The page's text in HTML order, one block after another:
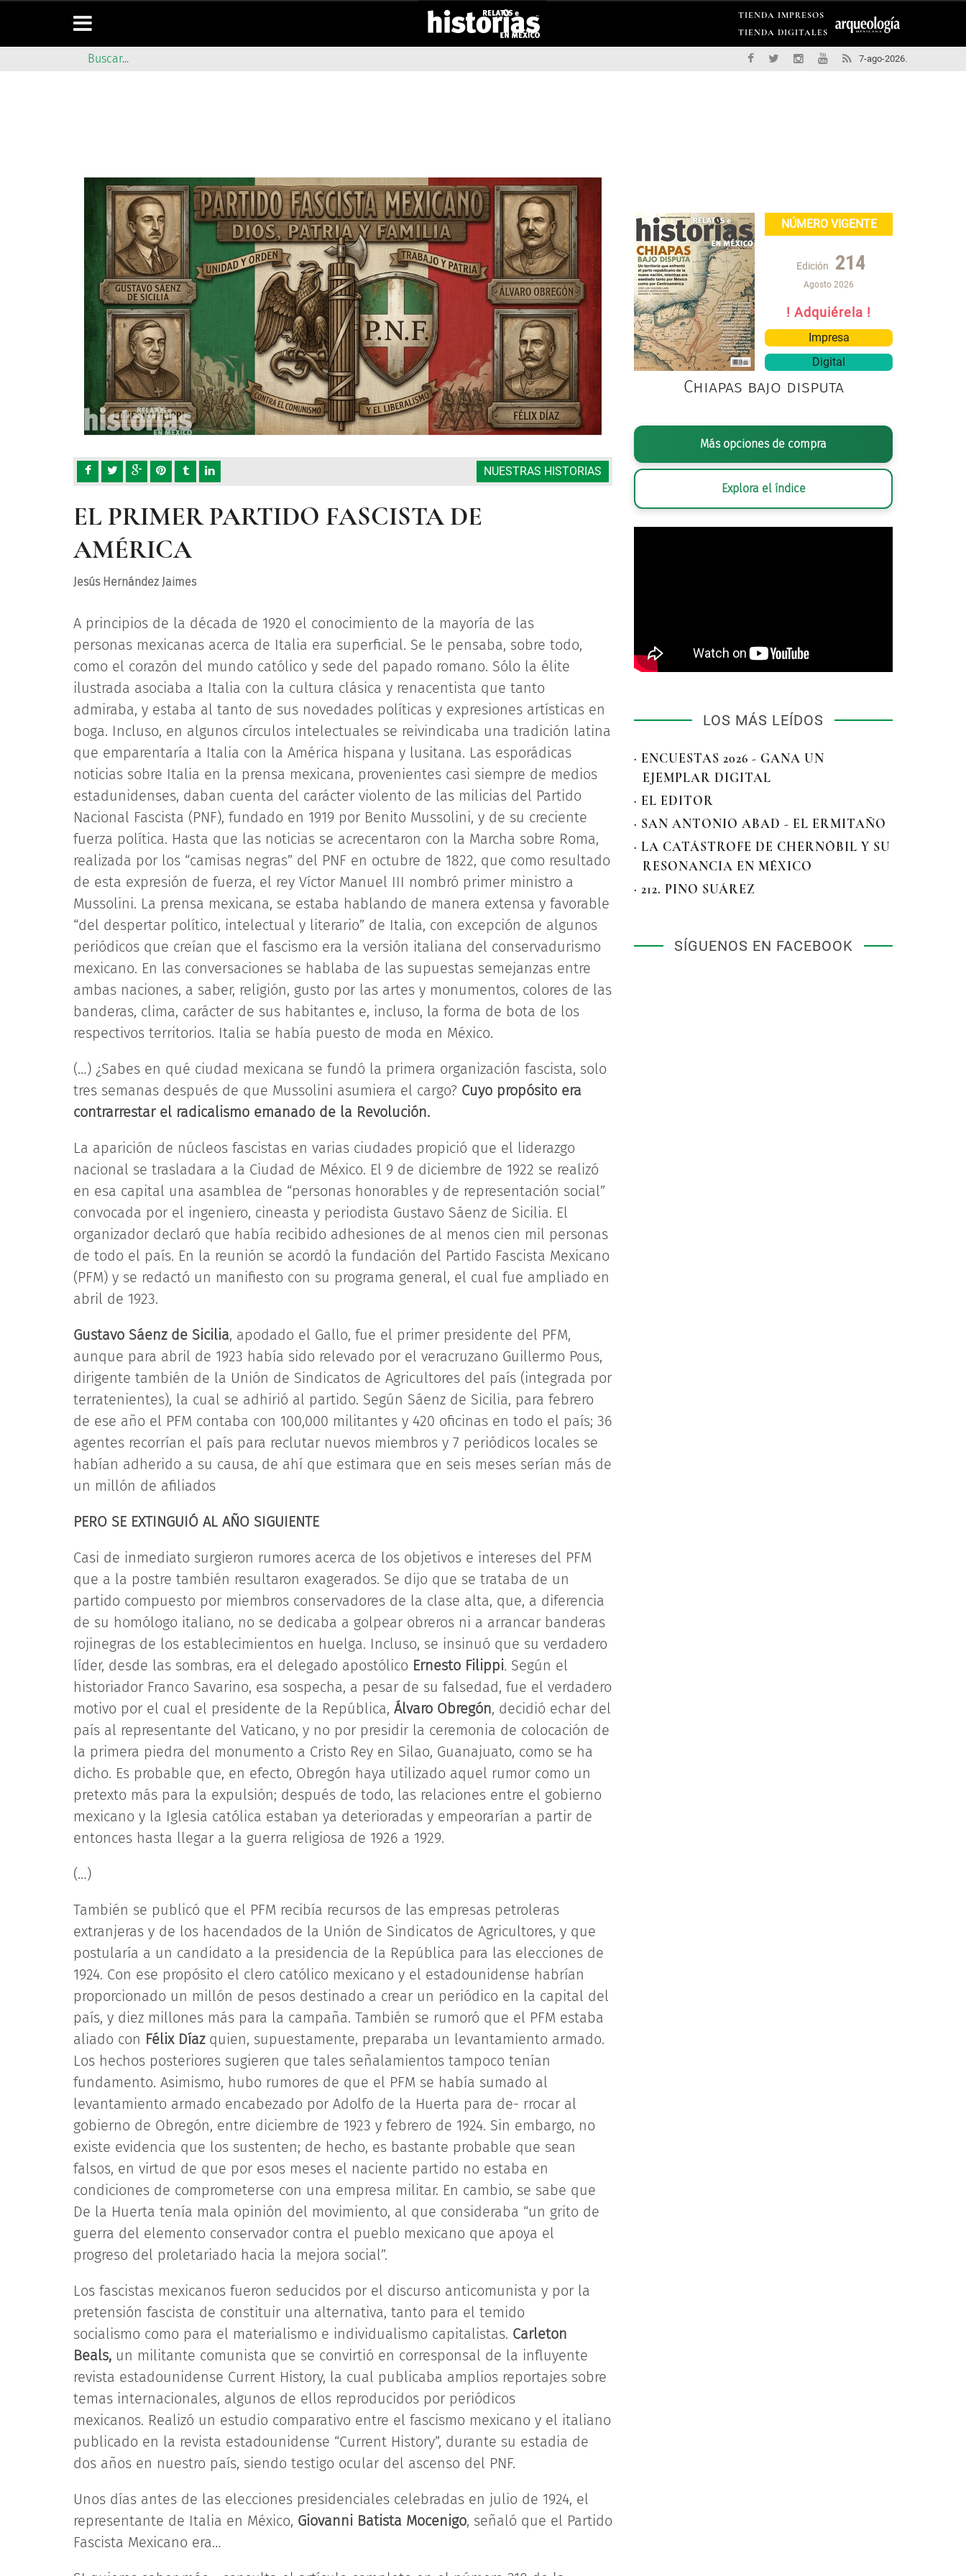
TIENDA IMPRESOS
TIENDA DIGITALES
7-ago-2026.
NUESTRAS HISTORIAS
EL PRIMER PARTIDO FASCISTA DE
AMÉRICA
Jesús Hernández Jaimes
A principios de la década de 1920 el conocimiento de la mayoría de las
personas mexicanas acerca de Italia era superficial. Se le pensaba, sobre todo,
como el corazón del mundo católico y sede del papado romano. Sólo la élite
ilustrada asociaba a Italia con la cultura clásica y renacentista que tanto
admiraba, y estaba al tanto de sus novedades políticas y expresiones artísticas en
boga. Incluso, en algunos círculos intelectuales se reivindicaba una tradición latina
que emparentaría a Italia con la América hispana y lusitana. Las esporádicas
noticias sobre Italia en la prensa mexicana, provenientes casi siempre de medios
estadunidenses, daban cuenta del carácter violento de las milicias del Partido
Nacional Fascista (PNF), fundado en 1919 por Benito Mussolini, y de su creciente
fuerza política. Hasta que las noticias se acrecentaron con la Marcha sobre Roma,
realizada por los “camisas negras” del PNF en octubre de 1822, que como resultado
de esta expresión de fuerza, el rey Víctor Manuel III nombró primer ministro a
Mussolini. La prensa mexicana, se estaba hablando de manera extensa y favorable
“del despertar político, intelectual y literario” de Italia, con excepción de algunos
periódicos que creían que el fascismo era la versión italiana del conservadurismo
mexicano. En las conversaciones se hablaba de las supuestas semejanzas entre
ambas naciones, a saber, religión, gusto por las artes y monumentos, colores de las
banderas, clima, carácter de sus habitantes e, incluso, la forma de bota de los
respectivos territorios. Italia se había puesto de moda en México.
(…) ¿Sabes en qué ciudad mexicana se fundó la primera organización fascista, solo
tres semanas después de que Mussolini asumiera el cargo? Cuyo propósito era
contrarrestar el radicalismo emanado de la Revolución.
La aparición de núcleos fascistas en varias ciudades propició que el liderazgo
nacional se trasladara a la Ciudad de México. El 9 de diciembre de 1922 se realizó
en esa capital una asamblea de “personas honorables y de representación social”
convocada por el ingeniero, cineasta y periodista Gustavo Sáenz de Sicilia. El
organizador declaró que había recibido adhesiones de al menos cien mil personas
de todo el país. En la reunión se acordó la fundación del Partido Fascista Mexicano
(PFM) y se redactó un manifiesto con su programa general, el cual fue ampliado en
abril de 1923.
Gustavo Sáenz de Sicilia, apodado el Gallo, fue el primer presidente del PFM,
aunque para abril de 1923 había sido relevado por el veracruzano Guillermo Pous,
dirigente también de la Unión de Sindicatos de Agricultores del país (integrada por
terratenientes), la cual se adhirió al partido. Según Sáenz de Sicilia, para febrero
de ese año el PFM contaba con 100,000 militantes y 420 oficinas en todo el país; 36
agentes recorrían el país para reclutar nuevos miembros y 7 periódicos locales se
habían adherido a su causa, de ahí que estimara que en seis meses serían más de
un millón de afiliados
PERO SE EXTINGUIÓ AL AÑO SIGUIENTE
Casi de inmediato surgieron rumores acerca de los objetivos e intereses del PFM
que a la postre también resultaron exagerados. Se dijo que se trataba de un
partido compuesto por miembros conservadores de la clase alta, que, a diferencia
de su homólogo italiano, no se dedicaba a golpear obreros ni a arrancar banderas
rojinegras de los establecimientos en huelga. Incluso, se insinuó que su verdadero
líder, desde las sombras, era el delegado apostólico Ernesto Filippi. Según el
historiador Franco Savarino, esa sospecha, a pesar de su falsedad, fue el verdadero
motivo por el cual el presidente de la República, Álvaro Obregón, decidió echar del
país al representante del Vaticano, y no por presidir la ceremonia de colocación de
la primera piedra del monumento a Cristo Rey en Silao, Guanajuato, como se ha
dicho. Es probable que, en efecto, Obregón haya utilizado aquel rumor como un
pretexto más para la expulsión; después de todo, las relaciones entre el gobierno
mexicano y la Iglesia católica estaban ya deterioradas y empeorarían a partir de
entonces hasta llegar a la guerra religiosa de 1926 a 1929.
(…)
También se publicó que el PFM recibía recursos de las empresas petroleras
extranjeras y de los hacendados de la Unión de Sindicatos de Agricultores, y que
postularía a un candidato a la presidencia de la República para las elecciones de
1924. Con ese propósito el clero católico mexicano y el estadounidense habrían
proporcionado un millón de pesos destinado a crear un periódico en la capital del
país, y diez millones más para la campaña. También se rumoró que el PFM estaba
aliado con Félix Díaz quien, supuestamente, preparaba un levantamiento armado.
Los hechos posteriores sugieren que tales señalamientos tampoco tenían
fundamento. Asimismo, hubo rumores de que el PFM se había sumado al
levantamiento armado encabezado por Adolfo de la Huerta para de- rrocar al
gobierno de Obregón, entre diciembre de 1923 y febrero de 1924. Sin embargo, no
existe evidencia que los sustenten; de hecho, es bastante probable que sean
falsos, en virtud de que por esos meses el naciente partido no estaba en
condiciones de comprometerse con una empresa militar. En cambio, se sabe que
De la Huerta tenía mala opinión del movimiento, al que consideraba “un grito de
guerra del elemento conservador contra el pueblo mexicano que apoya el
progreso del proletariado hacia la mejora social”.
Los fascistas mexicanos fueron seducidos por el discurso anticomunista y por la
pretensión fascista de constituir una alternativa, tanto para el temido
socialismo como para el materialismo e individualismo capitalistas. Carleton
Beals, un militante comunista que se convirtió en corresponsal de la influyente
revista estadounidense Current History, la cual publicaba amplios reportajes sobre
temas internacionales, algunos de ellos reproducidos por periódicos
mexicanos. Realizó un estudio comparativo entre el fascismo mexicano y el italiano
publicado en la revista estadounidense “Current History”, durante su estadia de
dos años en nuestro país, siendo testigo ocular del ascenso del PNF.
Unos días antes de las elecciones presidenciales celebradas en julio de 1924, el
representante de Italia en México, Giovanni Batista Mocenigo, señaló que el Partido
Fascista Mexicano era…
NÚMERO VIGENTE
Edición 214
Agosto 2026
! Adquiérela !
Impresa
Digital
Chiapas bajo disputa
Más opciones de compra
Explora el índice
LOS MÁS LEÍDOS
· ENCUESTAS 2026 - GANA UN
EJEMPLAR DIGITAL
· EL EDITOR
· SAN ANTONIO ABAD - EL ERMITAÑO
· LA CATÁSTROFE DE CHERNÓBIL Y SU
RESONANCIA EN MÉXICO
· 212. PINO SUÁREZ
SÍGUENOS EN FACEBOOK